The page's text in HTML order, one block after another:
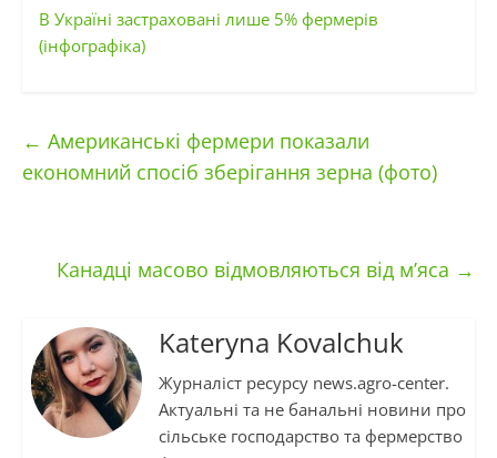
В Україні застраховані лише 5% фермерів
(інфографіка)
← Американські фермери показали
економний спосіб зберігання зерна (фото)
Канадці масово відмовляються від м’яса →
Kateryna Kovalchuk
Журналіст ресурсу news.agro-center.
Актуальні та не банальні новини про
сільське господарство та фермерство